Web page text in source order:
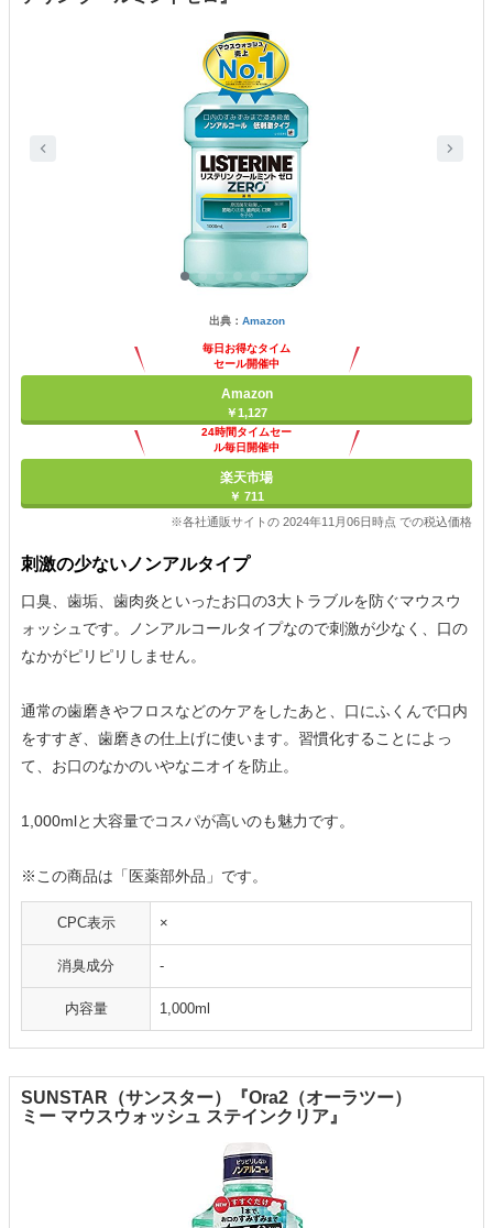
出典： Amazon
毎日お得なタイム
セール開催中
Amazon
￥1,127
24時間タイムセー
ル毎日開催中
楽天市場
￥ 711
※各社通販サイトの 2024年11月06日時点 での税込価格
刺激の少ないノンアルタイプ
口臭、歯垢、歯肉炎といったお口の3大トラブルを防ぐマウスウ
ォッシュです。ノンアルコールタイプなので刺激が少なく、口の
なかがピリピリしません。
通常の歯磨きやフロスなどのケアをしたあと、口にふくんで口内
をすすぎ、歯磨きの仕上げに使います。習慣化することによっ
て、お口のなかのいやなニオイを防止。
1,000mlと大容量でコスパが高いのも魅力です。
※この商品は「医薬部外品」です。
CPC表示 ×
消臭成分 -
内容量 1,000ml
SUNSTAR（サンスター）『Ora2（オーラツー）
ミー マウスウォッシュ ステインクリア』